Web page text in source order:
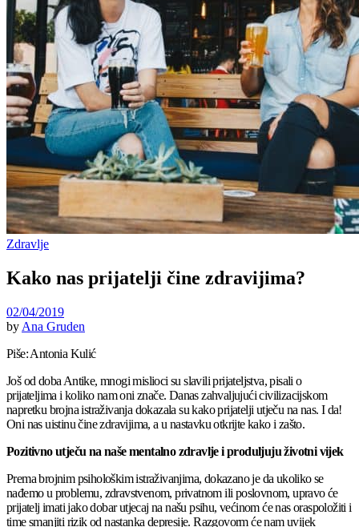
Zdravlje
Kako nas prijatelji čine zdravijima?
02/04/2019
by Ana Gruden
Piše: Antonia Kulić
Još od doba Antike, mnogi mislioci su slavili prijateljstva, pisali o
prijateljima i koliko nam oni znače. Danas zahvaljujući civilizacijskom
napretku brojna istraživanja dokazala su kako prijatelji utječu na nas. I da!
Oni nas uistinu čine zdravijima, a u nastavku otkrijte kako i zašto.
Pozitivno utječu na naše mentalno zdravlje i produljuju životni vijek
Prema brojnim psihološkim istraživanjima, dokazano je da ukoliko se
nađemo u problemu, zdravstvenom, privatnom ili poslovnom, upravo će
prijatelj imati jako dobar utjecaj na našu psihu, većinom će nas oraspoložiti i
time smanjiti rizik od nastanka depresije. Razgovorm će nam uvijek